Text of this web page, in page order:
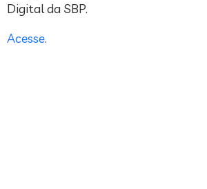
Digital da SBP.
Acesse.